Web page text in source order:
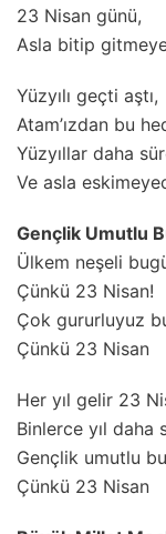
23 Nisan günü,
Asla bitip
Yüzyılı geçti aştı,
Atam’ızdan bu
Yüzyıllar daha
Ve asla
Gençlik Umutlu
Ülkem neşeli
Çünkü 23 Nisan!
Çok gururluyuz
Çünkü 23 Nisan
Her yıl gelir 23
Binlerce yıl daha
Gençlik umutlu
Çünkü 23 Nisan